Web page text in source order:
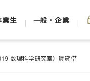
業生 一般・企業
数理科学研究室）賃貸借